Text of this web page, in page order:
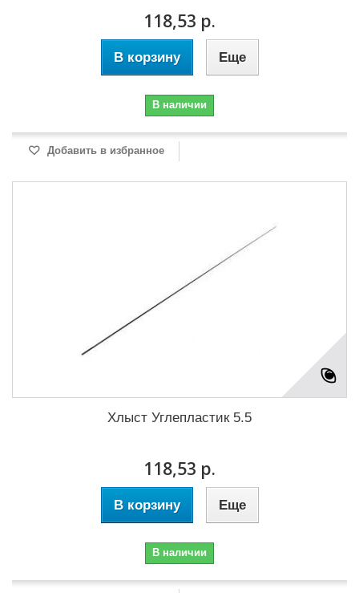
118,53 р.
В корзину Еще
В наличии
Добавить в избранное
Хлыст Углепластик 5.5
118,53 р.
В корзину Еще
В наличии